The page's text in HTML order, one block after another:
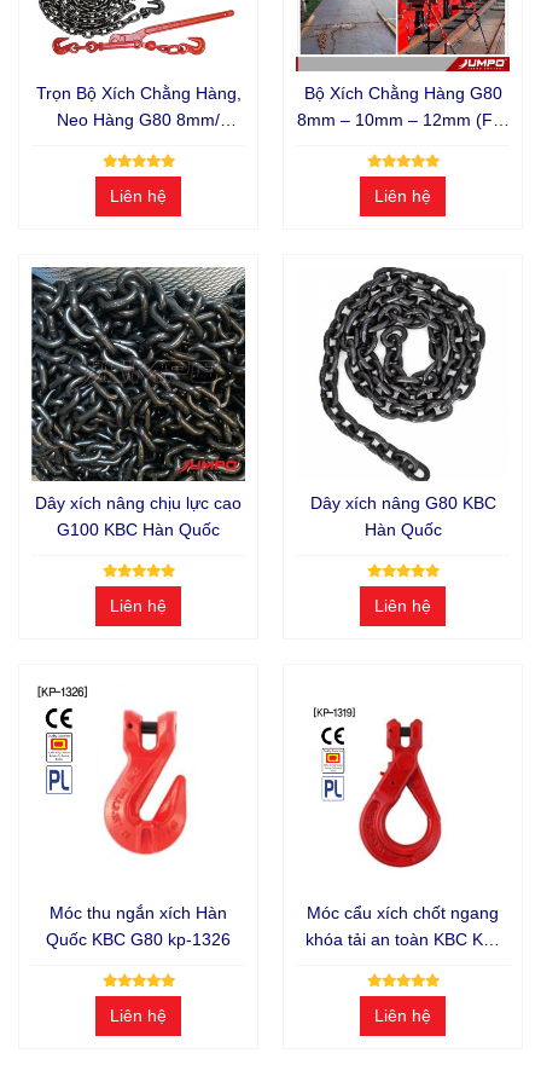
Trọn Bộ Xích Chằng Hàng,
Neo Hàng G80 8mm/
Thép
Liên hệ
Bộ Xích Chằng Hàng G80
8mm – 10mm – 12mm (Full
Nặng, Chằng Thép – Tôn
Cuộn – Máy Móc
Liên hệ
Dây xích nâng chịu lực cao
G100 KBC Hàn Quốc
Liên hệ
Dây xích nâng G80 KBC
Hàn Quốc
Liên hệ
Móc thu ngắn xích Hàn
Quốc KBC G80 kp-1326
Liên hệ
Móc cẩu xích chốt ngang
khóa tải an toàn KBC KP-
Liên hệ